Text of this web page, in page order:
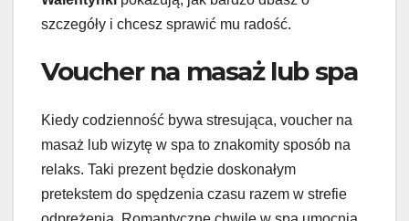
szczegóły i chcesz sprawić mu radość.
Voucher na masaż lub spa
Kiedy codzienność bywa stresująca, voucher na
masaż lub wizytę w spa to znakomity sposób na
relaks. Taki prezent będzie doskonałym
pretekstem do spędzenia czasu razem w strefie